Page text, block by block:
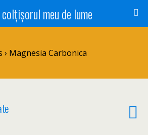
meu de lume
› Magnesia Carbonica